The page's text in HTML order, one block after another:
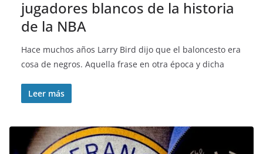
jugadores blancos de la historia
de la NBA
Hace muchos años Larry Bird dijo que el baloncesto era
cosa de negros. Aquella frase en otra época y dicha
Leer más